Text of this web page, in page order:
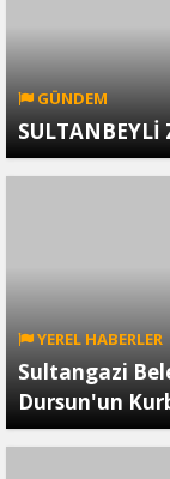
GÜNDEM
SULTANBEYLİ
YEREL HABERLER
Sultangazi
Dursun'un